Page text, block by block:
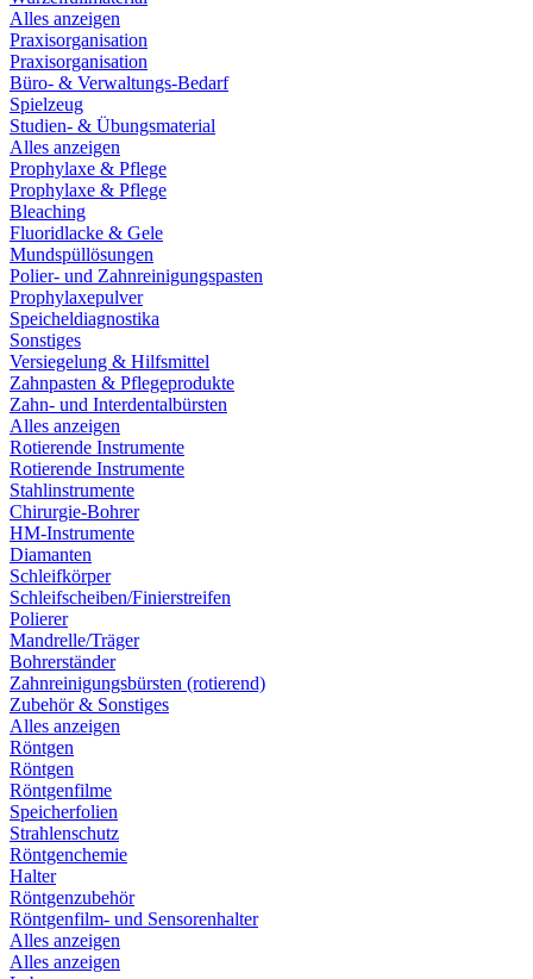
Alles anzeigen
Praxisorganisation
Praxisorganisation
Büro- & Verwaltungs-Bedarf
Spielzeug
Studien- & Übungsmaterial
Alles anzeigen
Prophylaxe & Pflege
Prophylaxe & Pflege
Bleaching
Fluoridlacke & Gele
Mundspüllösungen
Polier- und Zahnreinigungspasten
Prophylaxepulver
Speicheldiagnostika
Sonstiges
Versiegelung & Hilfsmittel
Zahnpasten & Pflegeprodukte
Zahn- und Interdentalbürsten
Alles anzeigen
Rotierende Instrumente
Rotierende Instrumente
Stahlinstrumente
Chirurgie-Bohrer
HM-Instrumente
Diamanten
Schleifkörper
Schleifscheiben/Finierstreifen
Polierer
Mandrelle/Träger
Bohrerständer
Zahnreinigungsbürsten (rotierend)
Zubehör & Sonstiges
Alles anzeigen
Röntgen
Röntgen
Röntgenfilme
Speicherfolien
Strahlenschutz
Röntgenchemie
Halter
Röntgenzubehör
Röntgenfilm- und Sensorenhalter
Alles anzeigen
Alles anzeigen